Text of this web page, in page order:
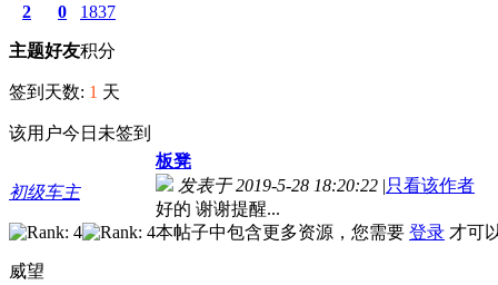
2
主题
0
好友
1837
积分
签到天数: 1 天
该用户今日未签到
初级车主
威望
板凳
发表于 2019-5-28 18:20:22 |只看该作者
好的 谢谢提醒...
本帖子中包含更多资源，您需要 登录 才可